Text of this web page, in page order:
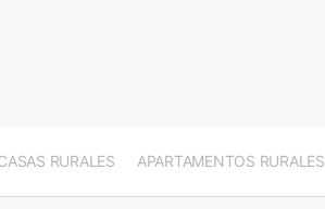
RURALES APARTAMENTOS RURALES